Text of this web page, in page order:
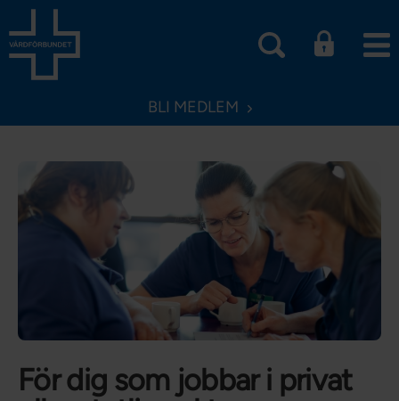
BLI MEDLEM
För dig som jobbar i privat